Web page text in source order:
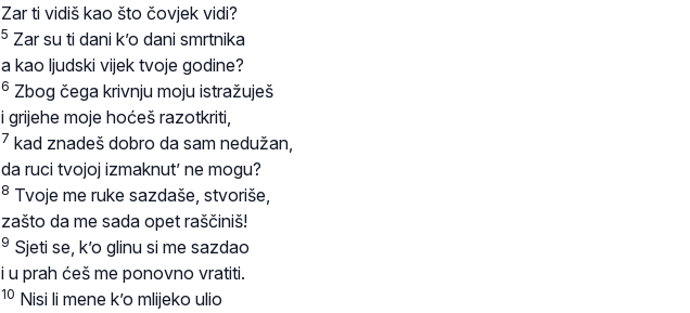
Zar ti vidiš kao što čovjek vidi?
5 Zar su ti dani k’o dani smrtnika
a kao ljudski vijek tvoje godine?
6 Zbog čega krivnju moju istražuješ
i grijehe moje hoćeš razotkriti,
7 kad znadeš dobro da sam nedužan,
da ruci tvojoj izmaknut’ ne mogu?
8 Tvoje me ruke sazdaše, stvoriše,
zašto da me sada opet raščiniš!
9 Sjeti se, k’o glinu si me sazdao
i u prah ćeš me ponovno vratiti.
10 Nisi li mene k’o mlijeko ulio